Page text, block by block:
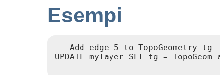
Esempi
-- Add edge 5 to TopoGeometry tg
UPDATE mylayer SET tg =